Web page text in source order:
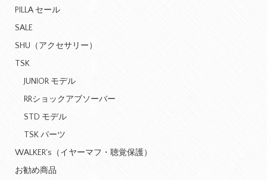
PILLA セール
SALE
SHU（アクセサリー）
TSK
JUNIOR モデル
RRショックアブソーバー
STD モデル
TSK パーツ
WALKER's（イヤーマフ・聴覚保護）
お勧め商品